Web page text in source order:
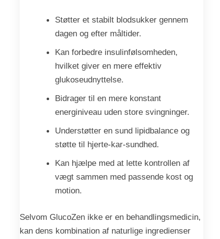
Støtter et stabilt blodsukker gennem
dagen og efter måltider.
Kan forbedre insulinfølsomheden,
hvilket giver en mere effektiv
glukoseudnyttelse.
Bidrager til en mere konstant
energiniveau uden store svingninger.
Understøtter en sund lipidbalance og
støtte til hjerte-kar-sundhed.
Kan hjælpe med at lette kontrollen af
vægt sammen med passende kost og
motion.
Selvom GlucoZen ikke er en behandlingsmedicin,
kan dens kombination af naturlige ingredienser